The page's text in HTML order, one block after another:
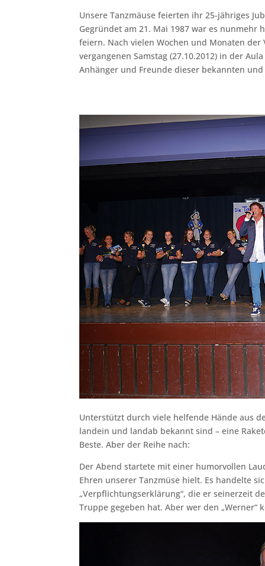
Unsere Tanzmäuse feierten ihr 25-jähriges
Gegründet am 21. Mai 1987 war es nunmehr
feiern. Nach vielen Wochen und Monaten
vergangenen Samstag (27.10.2012) in der
Anhänger und Freunde dieser bekannten
Unterstützt durch viele helfende Hände aus
landein und landab bekannt sind – eine
Beste. Aber der Reihe nach:
Der Abend startete mit einer humorvollen
Ehren unserer Tanzmüse hielt. Es handelte
„Verpflichtungserklärung“, die er seinerzeit
Truppe gegeben hat. Aber wer den